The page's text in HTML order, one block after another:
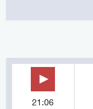
21:06